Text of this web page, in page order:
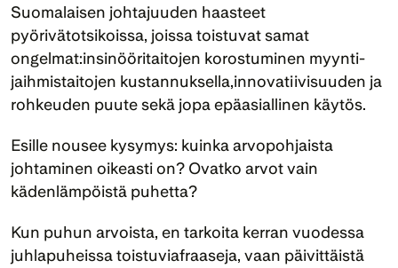
Suomalaisen johtajuuden haasteet
pyörivätotsikoissa, joissa toistuvat samat
ongelmat:insinööritaitojen korostuminen myynti-
jaihmistaitojen kustannuksella,innovatiivisuuden ja
rohkeuden puute sekä jopa epäasiallinen käytös.
Esille nousee kysymys: kuinka arvopohjaista
johtaminen oikeasti on? Ovatko arvot vain
kädenlämpöistä puhetta?
Kun puhun arvoista, en tarkoita kerran vuodessa
juhlapuheissa toistuviafraaseja, vaan päivittäistä